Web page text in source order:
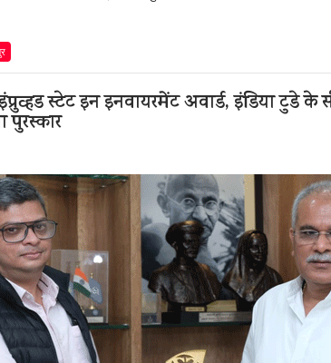
स्टेट इन इनवायरमेंट अवार्ड, इंडिया टुडे के
पुरस्कार